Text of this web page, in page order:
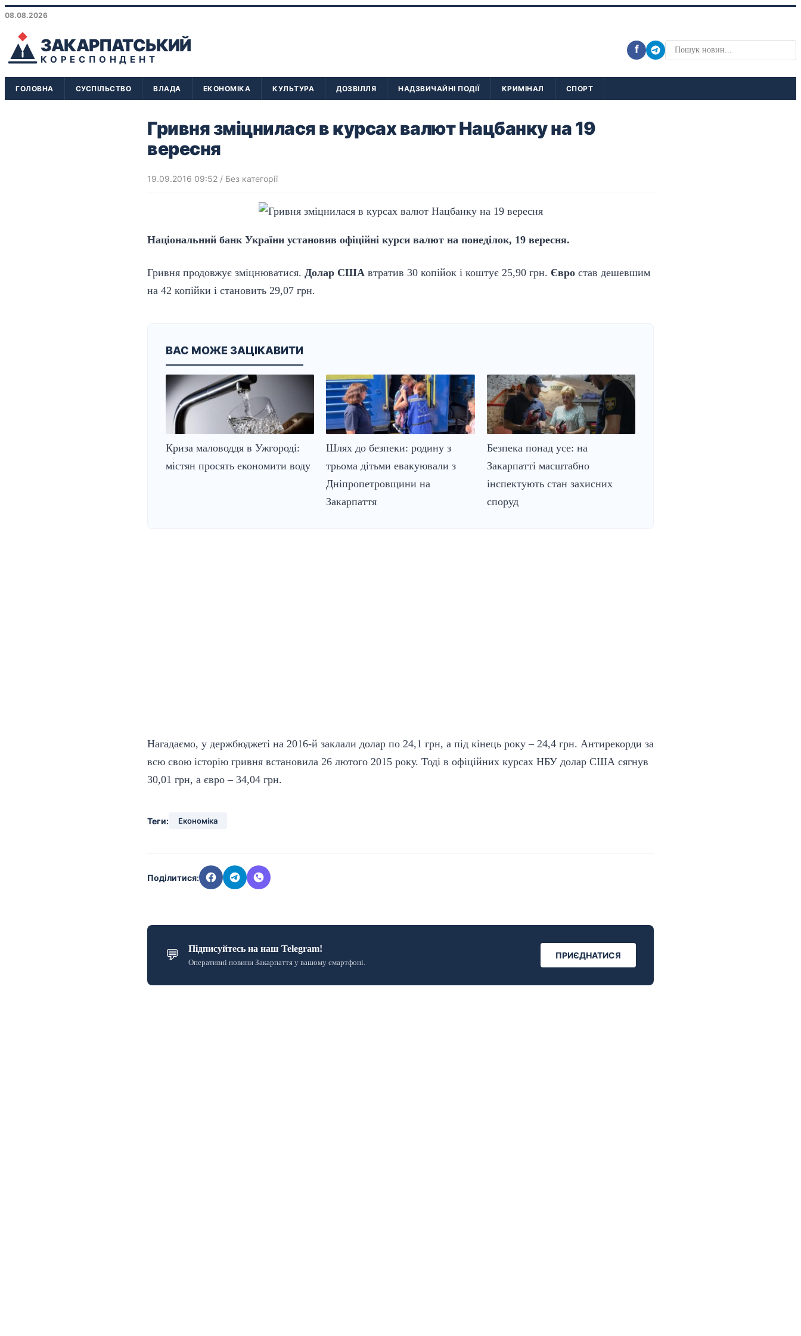
08.08.2026
ЗАКАРПАТСЬКИЙ
КОРЕСПОНДЕНТ
f
ГОЛОВНА СУСПІЛЬСТВО ВЛАДА ЕКОНОМІКА КУЛЬТУРА ДОЗВІЛЛЯ НАДЗВИЧАЙНІ ПОДІЇ КРИМІНАЛ СПОРТ
Гривня зміцнилася в курсах валют Нацбанку на 19
вересня
19.09.2016 09:52 / Без категорії
Національний банк України установив офіційні курси валют на понеділок, 19 вересня.
Гривня продовжує зміцнюватися. Долар США втратив 30 копійок і коштує 25,90 грн. Євро став дешевшим
на 42 копійки і становить 29,07 грн.
ВАС МОЖЕ ЗАЦІКАВИТИ
Криза маловоддя в Ужгороді:
містян просять економити воду
Шлях до безпеки: родину з
трьома дітьми евакуювали з
Дніпропетровщини на
Закарпаття
Безпека понад усе: на
Закарпатті масштабно
інспектують стан захисних
споруд
Нагадаємо, у держбюджеті на 2016-й заклали долар по 24,1 грн, а під кінець року – 24,4 грн. Антирекорди за
всю свою історію гривня встановила 26 лютого 2015 року. Тоді в офіційних курсах НБУ долар США сягнув
30,01 грн, а євро – 34,04 грн.
Теги: Економіка
Поділитися:
💬 Підписуйтесь на наш Telegram!
Оперативні новини Закарпаття у вашому смартфоні.
ПРИЄДНАТИСЯ